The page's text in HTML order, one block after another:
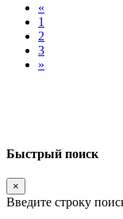
«
1
2
3
»
Быстрый поиск
×
Введите строку